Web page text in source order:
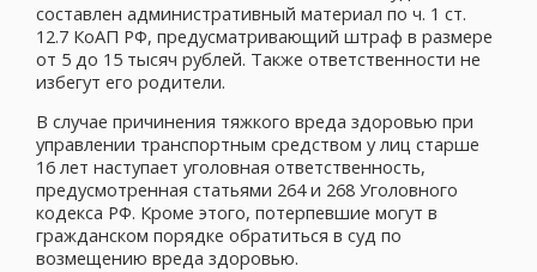
составлен административный материал по ч. 1 ст.
12.7 КоАП РФ, предусматривающий штраф в размере
от 5 до 15 тысяч рублей. Также ответственности не
избегут его родители.
В случае причинения тяжкого вреда здоровью при
управлении транспортным средством у лиц старше
16 лет наступает уголовная ответственность,
предусмотренная статьями 264 и 268 Уголовного
кодекса РФ. Кроме этого, потерпевшие могут в
гражданском порядке обратиться в суд по
возмещению вреда здоровью.